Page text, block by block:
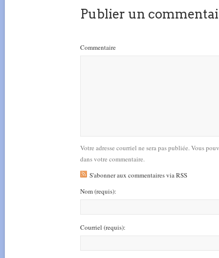
Publier un
Commentaire
Votre adresse courriel ne sera pas publiée. Vous
dans votre commentaire.
S'abonner aux commentaires via RSS
Nom(requis):
Courriel (requis):